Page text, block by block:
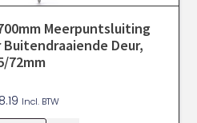
Meerpuntsluiting
Buitendraaiende Deur,
72mm
Incl. BTW